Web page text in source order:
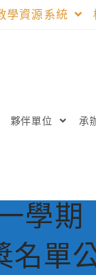
學資源系統
夥伴單位 承
期
名單